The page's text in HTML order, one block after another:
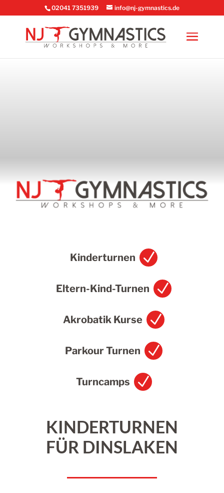
02041 7351939 info@nj-gymnastics.de
N
Kinderturnen
N
Eltern-Kind-Turnen
N
Akrobatik Kurse
N
Parkour Turnen
N
Turncamps
KINDERTURNEN
FÜR DINSLAKEN